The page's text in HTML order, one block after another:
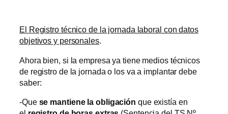
El Registro técnico de la jornada laboral con datos
objetivos y personales.
Ahora bien, si la empresa ya tiene medios técnicos
de registro de la jornada o los va a implantar debe
saber:
-Que se mantiene la obligación que existía en